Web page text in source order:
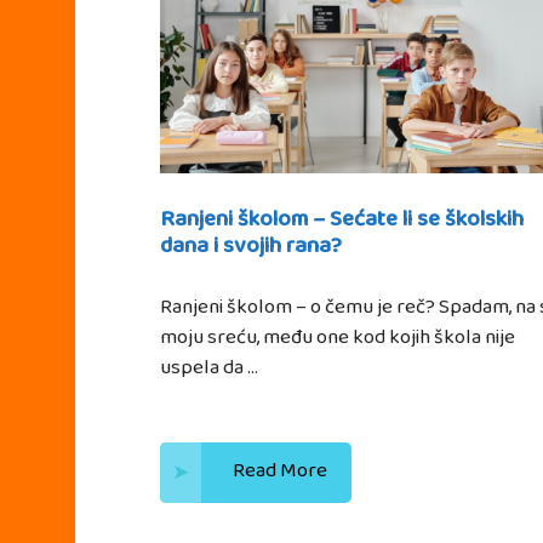
Ranjeni školom – Sećate li se školskih
dana i svojih rana?
Ranjeni školom – o čemu je reč? Spadam,
moju sreću, među one kod kojih škola nije
uspela da …
Read More